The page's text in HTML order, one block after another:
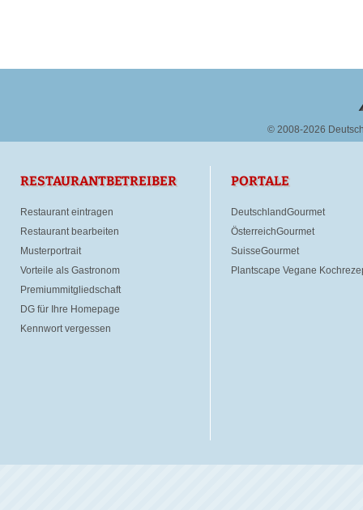
© 2008-2026
RESTAURANTBETREIBER
Restaurant eintragen
Restaurant bearbeiten
Musterportrait
Vorteile als Gastronom
Premiummitgliedschaft
DG für Ihre Homepage
Kennwort vergessen
PORTALE
DeutschlandGourmet
ÖsterreichGourmet
SuisseGourmet
Plantscape Vegane